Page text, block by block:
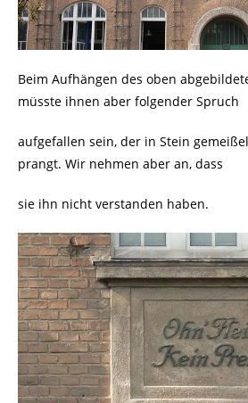
Beim Aufhängen des oben
müsste ihnen aber folgender Spruch
aufgefallen sein, der in Stein
prangt. Wir nehmen aber an, dass
sie ihn nicht verstanden haben.